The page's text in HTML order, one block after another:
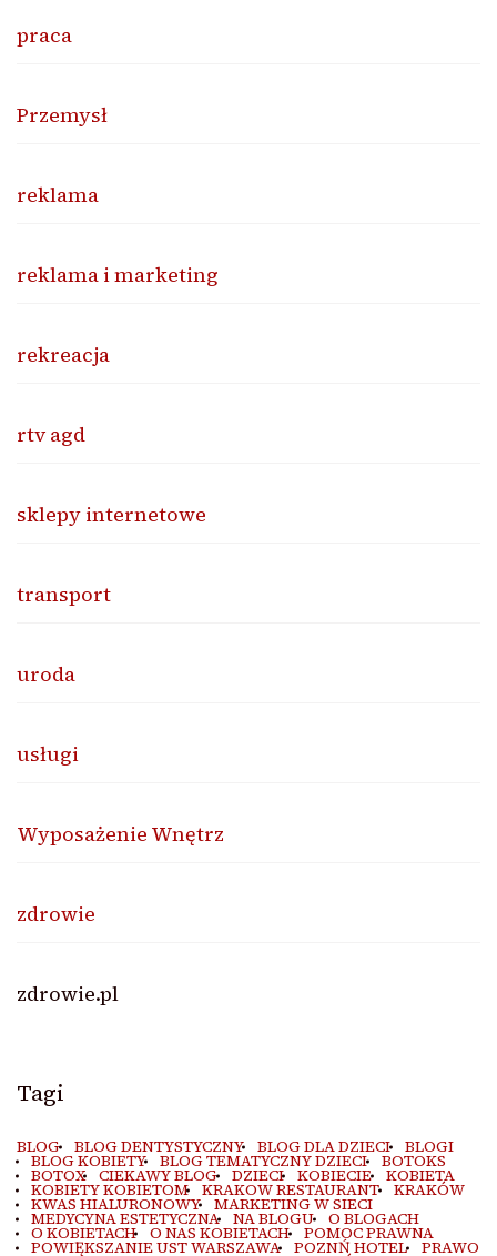
praca
Przemysł
reklama
reklama i marketing
rekreacja
rtv agd
sklepy internetowe
transport
uroda
usługi
Wyposażenie Wnętrz
zdrowie
zdrowie.pl
Tagi
BLOG BLOG DENTYSTYCZNY BLOG DLA DZIECI BLOGI
BLOG KOBIETY BLOG TEMATYCZNY DZIECI BOTOKS
BOTOX CIEKAWY BLOG DZIECI KOBIECIE KOBIETA
KOBIETY KOBIETOM KRAKOW RESTAURANT KRAKÓW
KWAS HIALURONOWY MARKETING W SIECI
MEDYCYNA ESTETYCZNA NA BLOGU O BLOGACH
O KOBIETACH O NAS KOBIETACH POMOC PRAWNA
POWIĘKSZANIE UST WARSZAWA POZNŃ HOTEL PRAWO